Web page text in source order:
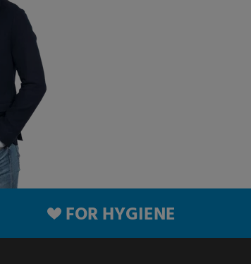
FOR HYGIENE